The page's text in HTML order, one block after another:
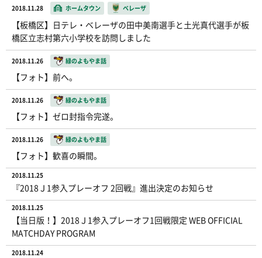
2018.11.28 ホームタウン ベレーザ
【板橋区】日テレ・ベレーザの田中美南選手と土光真代選手が板
橋区立志村第六小学校を訪問しました
2018.11.26 緑のよもやま話
【フォト】前へ。
2018.11.26 緑のよもやま話
【フォト】ゼロ封指令完遂。
2018.11.26 緑のよもやま話
【フォト】歓喜の瞬間。
2018.11.25
『2018Ｊ1参入プレーオフ 2回戦』進出決定のお知らせ
2018.11.25
【当日版！】2018Ｊ1参入プレーオフ1回戦限定 WEB OFFICIAL
MATCHDAY PROGRAM
2018.11.24